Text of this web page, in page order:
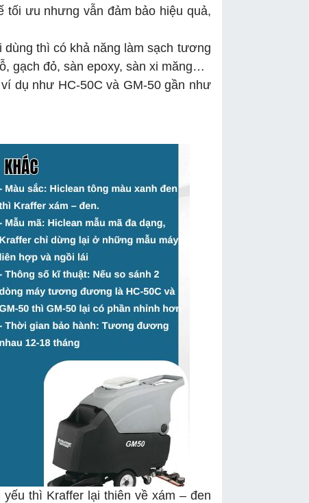
ưu nhưng vẫn đảm bảo hiệu quả,
thì có khả năng làm sạch tương
gạch đỏ, sàn epoxy, sàn xi măng…
dụ như HC-50C và GM-50 gần như
thì Kraffer lại thiên về xám – đen